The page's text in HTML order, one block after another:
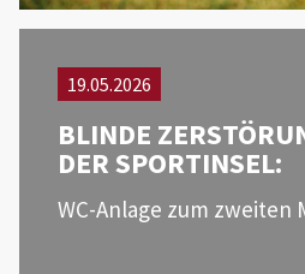
19.05.2026
BLINDE
DER SPORTINSEL:
WC-Anlage zum zweiten